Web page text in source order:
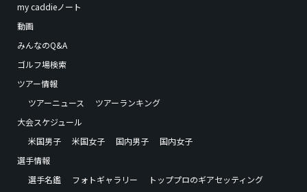
my caddieノート
動画
みんなのQ&A
ゴルフ場検索
ツアー情報
ツアーニュース
ツアーランキング
大会スケジュール
米国男子
米国女子 国内男子
国内女子
選手情報
選手名鑑
フォトギャラリー トッププロのギアセッティング